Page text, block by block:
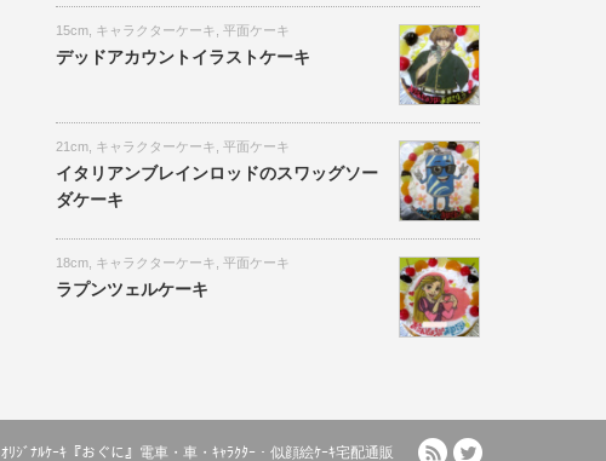
15cm キャラクターケーキ 平面ケーキ
デッドアカウントイラストケーキ
21cm キャラクターケーキ 平面ケーキ
イタリアンブレインロッドのスワッグソー
ダケーキ
18cm キャラクターケーキ 平面ケーキ
ラプンツェルケーキ
RSS
ｵﾘｼﾞﾅﾙｹｰｷ『おぐに』電車・車・ｷｬﾗｸﾀｰ・似顔絵ｹｰｷ宅配通販